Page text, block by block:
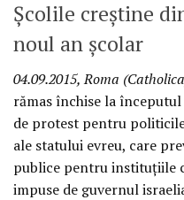
Școlile creștine
noul an școlar
04.09.2015, Roma
rămas închise la
de protest pentru
ale statului evreu, care
publice pentru instituțiile
impuse de guvernul